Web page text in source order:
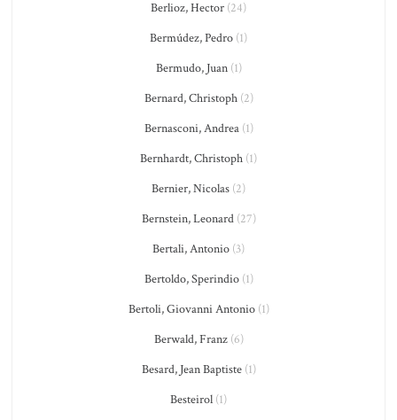
Berlioz, Hector (24)
Bermúdez, Pedro (1)
Bermudo, Juan(1)
Bernard, Christoph(2)
Bernasconi, Andrea(1)
Bernhardt, Christoph (1)
Bernier, Nicolas (2)
Bernstein, Leonard(27)
Bertali, Antonio (3)
Bertoldo, Sperindio(1)
Bertoli, Giovanni Antonio(1)
Berwald, Franz(6)
Besard, Jean Baptiste(1)
Besteirol (1)